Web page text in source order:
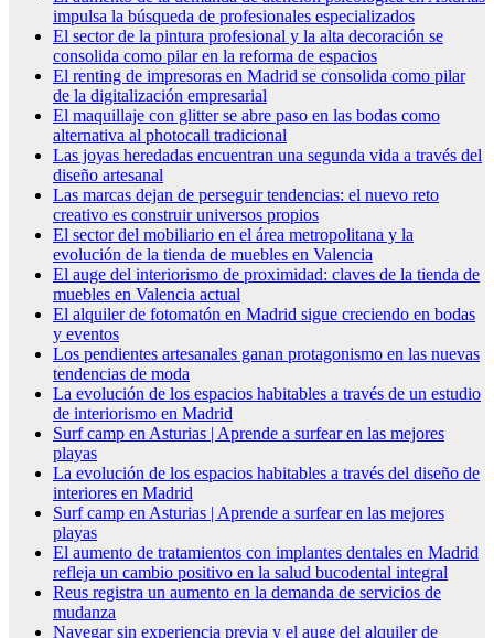
impulsa la búsqueda de profesionales especializados
El sector de la pintura profesional y la alta decoración se
consolida como pilar en la reforma de espacios
El renting de impresoras en Madrid se consolida como pilar
de la digitalización empresarial
El maquillaje con glitter se abre paso en las bodas como
alternativa al photocall tradicional
Las joyas heredadas encuentran una segunda vida a través del
diseño artesanal
Las marcas dejan de perseguir tendencias: el nuevo reto
creativo es construir universos propios
El sector del mobiliario en el área metropolitana y la
evolución de la tienda de muebles en Valencia
El auge del interiorismo de proximidad: claves de la tienda de
muebles en Valencia actual
El alquiler de fotomatón en Madrid sigue creciendo en bodas
y eventos
Los pendientes artesanales ganan protagonismo en las nuevas
tendencias de moda
La evolución de los espacios habitables a través de un estudio
de interiorismo en Madrid
Surf camp en Asturias | Aprende a surfear en las mejores
playas
La evolución de los espacios habitables a través del diseño de
interiores en Madrid
Surf camp en Asturias | Aprende a surfear en las mejores
playas
El aumento de tratamientos con implantes dentales en Madrid
refleja un cambio positivo en la salud bucodental integral
Reus registra un aumento en la demanda de servicios de
mudanza
Navegar sin experiencia previa y el auge del alquiler de